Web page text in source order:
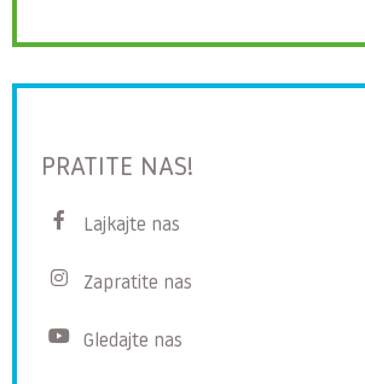
PRATITE NAS!
Lajkajte nas
Zapratite nas
Gledajte nas